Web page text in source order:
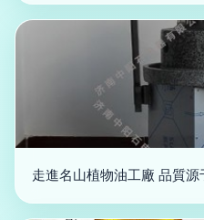
走進名山植物油工廠 品質源